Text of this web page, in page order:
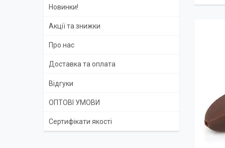
Новинки!
Акції та знижки
Про нас
Доставка та оплата
Відгуки
ОПТОВІ УМОВИ
Сертифікати якості